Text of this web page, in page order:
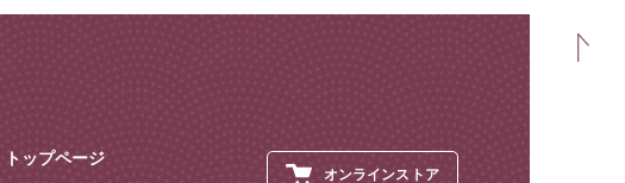
トップページ
オンラインストア